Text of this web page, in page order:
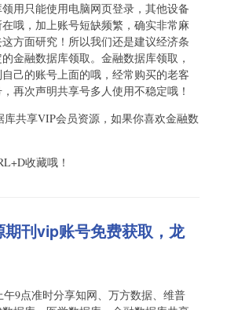
用只能使用电脑网页登录，其他设备
哦，加上账号短缺频繁，确实非常麻
方面研究！所以我们还是建议经济条
金融数据库领取。金融数据库领取，
己的账号上面的哦，经常购买的老客
再次声明共享号多人使用不稳定哦！
共享VIP会员资源，如果你喜欢金融数
收藏哦！
刊vip账号免费获取，龙
9点准时分享知网、万方数据、维普